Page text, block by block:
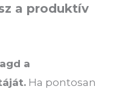
a produktív
a
Ha pontosan